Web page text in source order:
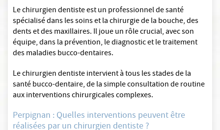
Le chirurgien dentiste est un professionnel de santé
spécialisé dans les soins et la chirurgie de la bouche, des
dents et des maxillaires. Il joue un rôle crucial, avec son
équipe, dans la prévention, le diagnostic et le traitement
des maladies bucco-dentaires.
Le chirurgien dentiste intervient à tous les stades de la
santé bucco-dentaire, de la simple consultation de routine
aux interventions chirurgicales complexes.
Perpignan : Quelles interventions peuvent être
réalisées par un chirurgien dentiste ?